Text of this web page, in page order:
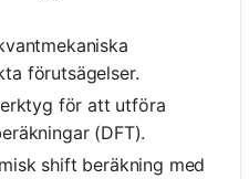
förutsägelser.
för att utföra
(DFT).
shift beräkning med